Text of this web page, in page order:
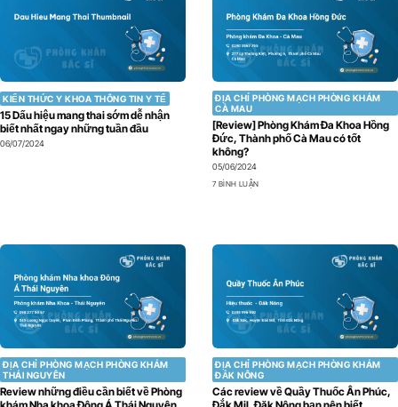
KIẾN THỨC Y KHOA THÔNG TIN Y TẾ
15 Dấu hiệu mang thai sớm dễ nhận
biết nhất ngay những tuần đầu
06/07/2024
ĐỊA CHỈ PHÒNG MẠCH PHÒNG KHÁM
CÀ MAU
[Review] Phòng Khám Đa Khoa Hồng
Đức, Thành phố Cà Mau có tốt
không?
05/06/2024
7 BÌNH LUẬN
ĐỊA CHỈ PHÒNG MẠCH PHÒNG KHÁM
THÁI NGUYÊN
Review những điều cần biết về Phòng
ĐỊA CHỈ PHÒNG MẠCH PHÒNG KHÁM
ĐẮK NÔNG
Các review về Quầy Thuốc Ân Phúc,